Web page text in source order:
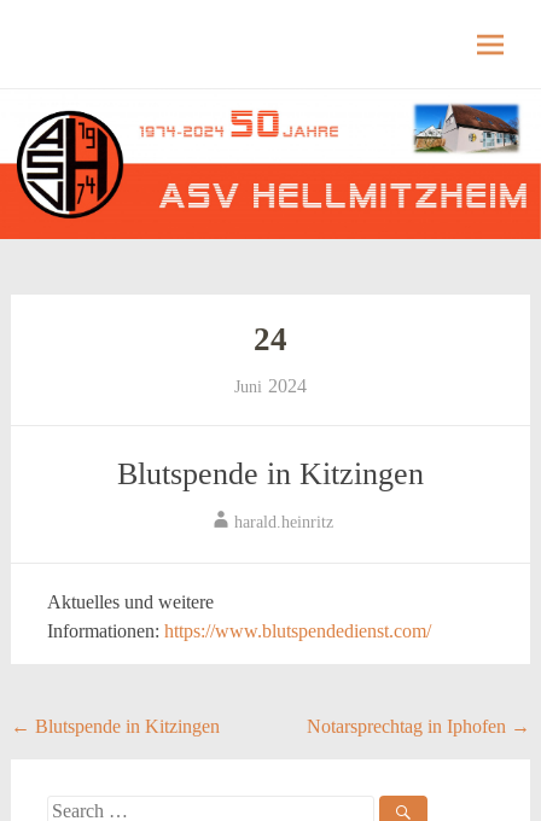
Hellmitzheim.de – fränkisches Dorf am Rande
to
content
24
Juni 2024
Blutspende in Kitzingen
harald.heinritz
Aktuelles und weitere
Informationen: https://www.blutspendedienst.com/
Post
← Blutspende in Kitzingen Notarsprechtag in Iphofen →
Search